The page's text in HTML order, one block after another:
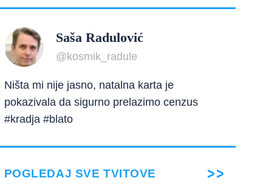
Saša Radulović
@kosmik_radule
Ništa mi nije jasno, natalna karta je
pokazivala da sigurno prelazimo cenzus
#kradja #blato
POGLEDAJ SVE TVITOVE